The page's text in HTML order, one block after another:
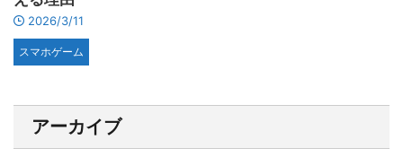
2026/3/11
スマホゲーム
アーカイブ